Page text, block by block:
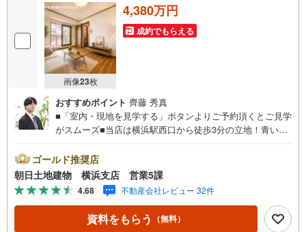
画像23枚
4,380万円
成約でもらえる
おすすめポイント 齊藤 秀真
■「室内・現地を見学する」ボタンよりご予約頂くとご見学
がスムーズ■当店は横浜駅西口から徒歩3分の立地！青い看
キッズコーナーやおむつ替えができる授乳室も完備お子様
連れでも安心です。提携駐車場もございます■■■ご来場の
際は、事前にご予約をお願いします■■■「室内・現地を見
学する」ボタンよりご予約頂くとスムーズ！■現地ご案内■
お客様の貴重なお時間の中でご希望の情報をご案内しま
す。おおよその所要時間や内容は下記をご参考ください〇
ゴールド推奨店
朝日土地建物 横浜支店 営業5課
4.68 不動産会社レビュー 32件
資料をもらう （無料）